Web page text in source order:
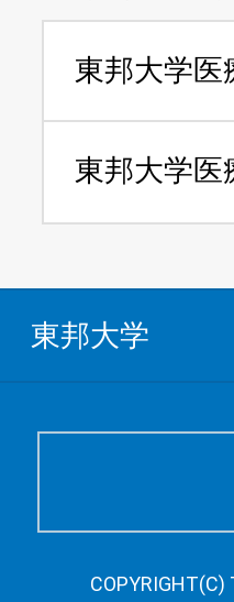
東邦大学医
東邦大学
東邦大学
COPYRIGHT(C)